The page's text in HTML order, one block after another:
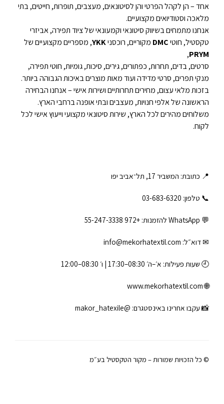
אחד – הן לקהל הפרטי והן לסיטונאים, מעצבים, תופרות, חייטים, בתי
מלאכה וסטודיואים מקצועיים.
אנחנו מתמחים בשיווק סיטונאי וקמעונאי של ציוד תפירה, אביזרי
טקסטיל, חוטיDMC מקוריים, רוכסניYKK, מספריים מקצועיים של
PRYM
,
סרטים, בדים, תחרות, כפתורים, גירים, סיכות, גומיות, חוטי תפירה,
מנקי תפרים, סרטי מדידה ועוד מאות מוצרים באיכות הגבוהה ביותר.
בזכות מלאי עצום, מחירים תחרותיים ושירות אישי – אנחנו הבחירה
הראשונה של אלפי חנויות, מעצבים ובתי אופנה ברחבי הארץ.
משלוחים מהירים לכל הארץ, שירות סיטונאי מקצועי וייעוץ אישי לכל
לקוח.
📍 כתובת: המשביר 17, תל־אביב יפו
📞 טלפון: ‎03-683-6320
💬 WhatsApp להזמנות: +972 55-247-3338
✉ דוא״ל: info@mekorhatextil.com
🕘 שעות פעילות: א׳–ה׳ 08:30–17:30 | ו׳ 08:30–12:00
🌐
www.mekorhatextil.com
📸 עקבו אחרינו באינסטגרם: @makor_hatexile
© כל הזכויות שמורות – מקור הטקסטיל בע״מ